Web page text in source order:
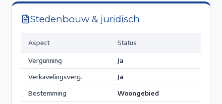
Stedenbouw & juridisch
Aspect Status
Vergunning
Ja
Verkavelingsverg.
Ja
Bestemming
Woongebied